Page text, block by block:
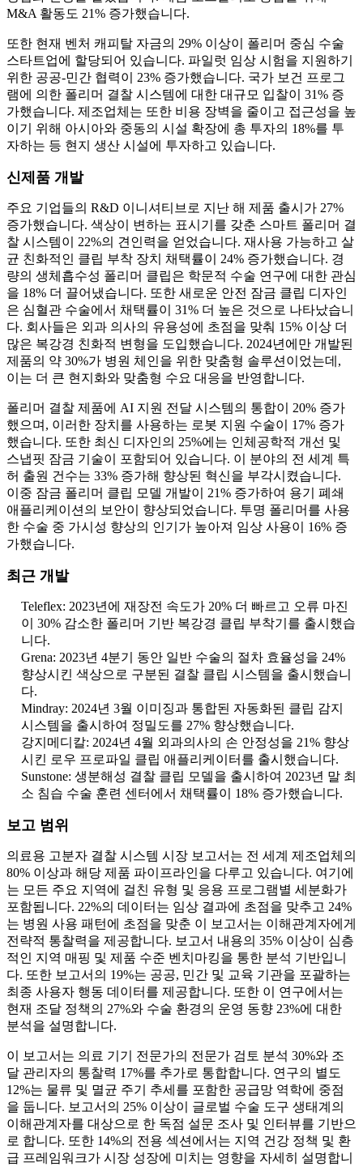
M&A 활동도 21% 증가했습니다.
또한 현재 벤처 캐피탈 자금의 29% 이상이 폴리머 중심 수술
스타트업에 할당되어 있습니다. 파일럿 임상 시험을 지원하기
위한 공공-민간 협력이 23% 증가했습니다. 국가 보건 프로그
램에 의한 폴리머 결찰 시스템에 대한 대규모 입찰이 31% 증
가했습니다. 제조업체는 또한 비용 장벽을 줄이고 접근성을 높
이기 위해 아시아와 중동의 시설 확장에 총 투자의 18%를 투
자하는 등 현지 생산 시설에 투자하고 있습니다.
신제품 개발
주요 기업들의 R&D 이니셔티브로 지난 해 제품 출시가 27%
증가했습니다. 색상이 변하는 표시기를 갖춘 스마트 폴리머 결
찰 시스템이 22%의 견인력을 얻었습니다. 재사용 가능하고 살
균 친화적인 클립 부착 장치 채택률이 24% 증가했습니다. 경
량의 생체흡수성 폴리머 클립은 학문적 수술 연구에 대한 관심
을 18% 더 끌어냈습니다. 또한 새로운 안전 잠금 클립 디자인
은 심혈관 수술에서 채택률이 31% 더 높은 것으로 나타났습니
다. 회사들은 외과 의사의 유용성에 초점을 맞춰 15% 이상 더
많은 복강경 친화적 변형을 도입했습니다. 2024년에만 개발된
제품의 약 30%가 병원 체인을 위한 맞춤형 솔루션이었는데,
이는 더 큰 현지화와 맞춤형 수요 대응을 반영합니다.
폴리머 결찰 제품에 AI 지원 전달 시스템의 통합이 20% 증가
했으며, 이러한 장치를 사용하는 로봇 지원 수술이 17% 증가
했습니다. 또한 최신 디자인의 25%에는 인체공학적 개선 및
스냅핏 잠금 기술이 포함되어 있습니다. 이 분야의 전 세계 특
허 출원 건수는 33% 증가해 향상된 혁신을 부각시켰습니다.
이중 잠금 폴리머 클립 모델 개발이 21% 증가하여 용기 폐쇄
애플리케이션의 보안이 향상되었습니다. 투명 폴리머를 사용
한 수술 중 가시성 향상의 인기가 높아져 임상 사용이 16% 증
가했습니다.
최근 개발
Teleflex: 2023년에 재장전 속도가 20% 더 빠르고 오류 마진
이 30% 감소한 폴리머 기반 복강경 클립 부착기를 출시했습
니다.
Grena: 2023년 4분기 동안 일반 수술의 절차 효율성을 24%
향상시킨 색상으로 구분된 결찰 클립 시스템을 출시했습니
다.
Mindray: 2024년 3월 이미징과 통합된 자동화된 클립 감지
시스템을 출시하여 정밀도를 27% 향상했습니다.
강지메디칼: 2024년 4월 외과의사의 손 안정성을 21% 향상
시킨 로우 프로파일 클립 애플리케이터를 출시했습니다.
Sunstone: 생분해성 결찰 클립 모델을 출시하여 2023년 말 최
소 침습 수술 훈련 센터에서 채택률이 18% 증가했습니다.
보고 범위
의료용 고분자 결찰 시스템 시장 보고서는 전 세계 제조업체의
80% 이상과 해당 제품 파이프라인을 다루고 있습니다. 여기에
는 모든 주요 지역에 걸친 유형 및 응용 프로그램별 세분화가
포함됩니다. 22%의 데이터는 임상 결과에 초점을 맞추고 24%
는 병원 사용 패턴에 초점을 맞춘 이 보고서는 이해관계자에게
전략적 통찰력을 제공합니다. 보고서 내용의 35% 이상이 심층
적인 지역 매핑 및 제품 수준 벤치마킹을 통한 분석 기반입니
다. 또한 보고서의 19%는 공공, 민간 및 교육 기관을 포괄하는
최종 사용자 행동 데이터를 제공합니다. 또한 이 연구에서는
현재 조달 정책의 27%와 수술 환경의 운영 동향 23%에 대한
분석을 설명합니다.
이 보고서는 의료 기기 전문가의 전문가 검토 분석 30%와 조
달 관리자의 통찰력 17%를 추가로 통합합니다. 연구의 별도
12%는 물류 및 멸균 주기 추세를 포함한 공급망 역학에 중점
을 둡니다. 보고서의 25% 이상이 글로벌 수술 도구 생태계의
이해관계자를 대상으로 한 독점 설문 조사 및 인터뷰를 기반으
로 합니다. 또한 14%의 전용 섹션에서는 지역 건강 정책 및 환
급 프레임워크가 시장 성장에 미치는 영향을 자세히 설명합니